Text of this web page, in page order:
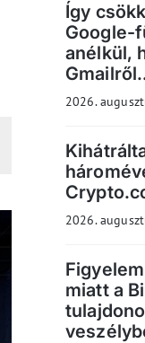
Így
Google-
anélkül,
2026.
2026.
miatt a